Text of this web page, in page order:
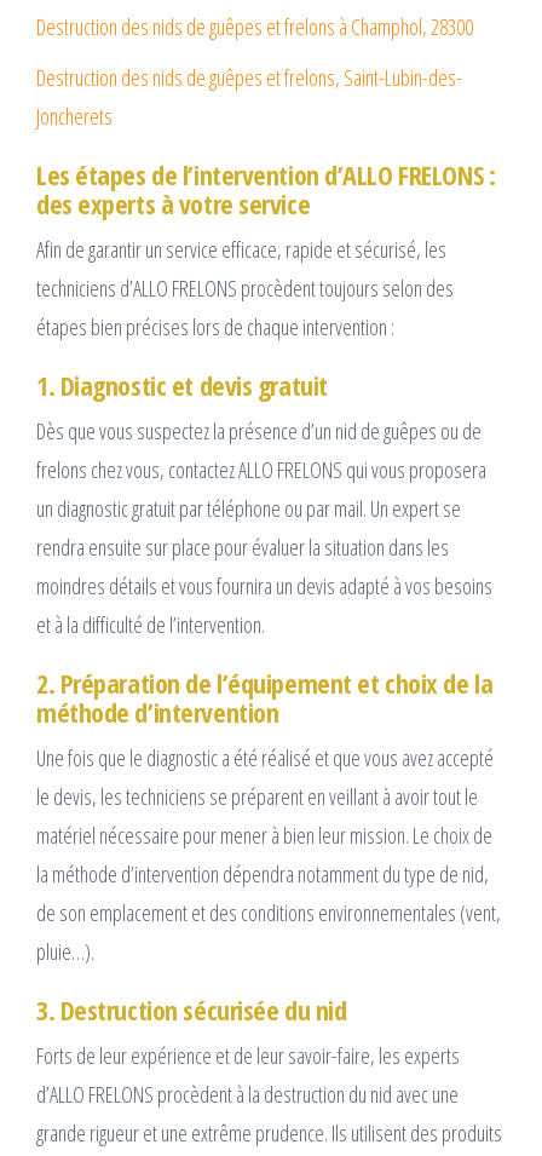
Destruction des nids de guêpes et frelons à Champhol, 28300
Destruction des nids de guêpes et frelons, Saint-Lubin-des-
Joncherets
Les étapes de l’intervention d’ALLO FRELONS :
des experts à votre service
Afin de garantir un service efficace, rapide et sécurisé, les
techniciens d’ALLO FRELONS procèdent toujours selon des
étapes bien précises lors de chaque intervention :
1. Diagnostic et devis gratuit
Dès que vous suspectez la présence d’un nid de guêpes ou de
frelons chez vous, contactez ALLO FRELONS qui vous proposera
un diagnostic gratuit par téléphone ou par mail. Un expert se
rendra ensuite sur place pour évaluer la situation dans les
moindres détails et vous fournira un devis adapté à vos besoins
et à la difficulté de l’intervention.
2. Préparation de l’équipement et choix de la
méthode d’intervention
Une fois que le diagnostic a été réalisé et que vous avez accepté
le devis, les techniciens se préparent en veillant à avoir tout le
matériel nécessaire pour mener à bien leur mission. Le choix de
la méthode d’intervention dépendra notamment du type de nid,
de son emplacement et des conditions environnementales (vent,
pluie…).
3. Destruction sécurisée du nid
Forts de leur expérience et de leur savoir-faire, les experts
d’ALLO FRELONS procèdent à la destruction du nid avec une
grande rigueur et une extrême prudence. Ils utilisent des produits